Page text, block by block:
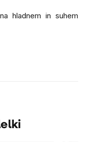
hladnem in suhem